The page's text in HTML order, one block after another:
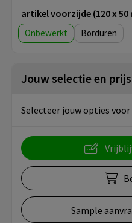
artikel voorzijde (120 x 50
Onbewerkt Borduren
Jouw selectie en prijs
Selecteer jouw opties voor
Sample